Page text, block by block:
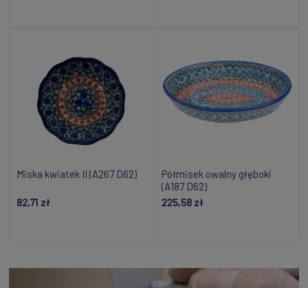
Miska kwiatek II (A267 D62)
82,71 zł
Półmisek owalny głęboki
(A187 D62)
225,58 zł